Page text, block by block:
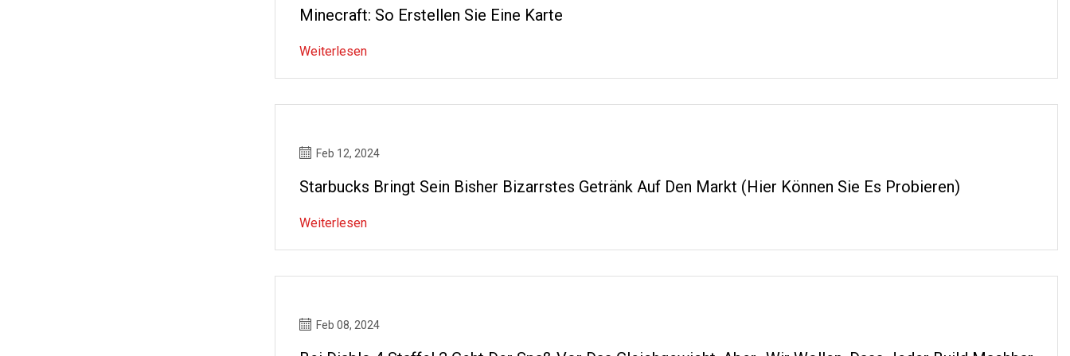
Minecraft: So Erstellen Sie Eine Karte
Weiterlesen
Feb 12, 2024
Starbucks Bringt Sein Bisher Bizarrstes Getränk Auf Den Markt (hier Können Sie Es Probieren)
Weiterlesen
Feb 08, 2024